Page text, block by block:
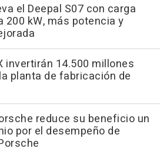
el Deepal S07 con carga
200 kW, más potencia y
invertirán 14.500 millones
planta de fabricación de
reduce su beneficio un
por el desempeño de